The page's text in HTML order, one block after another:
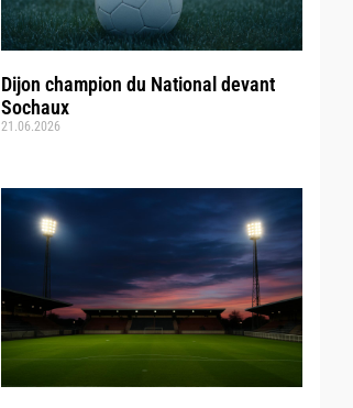
Dijon champion du National devant
Sochaux
21.06.2026